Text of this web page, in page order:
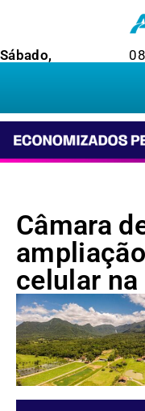
Sábado,
Câmara
celular na